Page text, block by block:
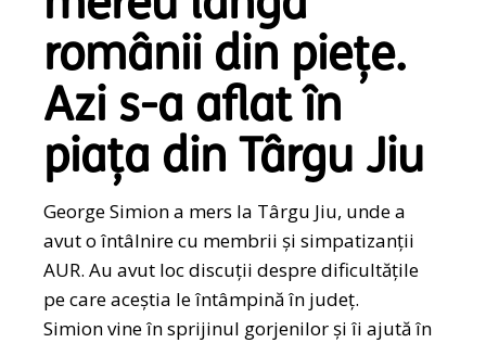
românii din piețe.
Azi s-a aflat în
piața din Târgu Jiu
George Simion a mers la Târgu Jiu, unde a
avut o întâlnire cu membrii și simpatizanții
AUR. Au avut loc discuții despre dificultățile
pe care aceștia le întâmpină în județ.
Simion vine în sprijinul gorjenilor și îi ajută în